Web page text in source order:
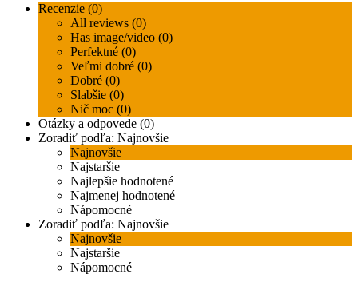
Recenzie (0)
All reviews (0)
Has image/video (0)
Perfektné (0)
Veľmi dobré (0)
Dobré (0)
Slabšie (0)
Nič moc (0)
Otázky a odpovede (0)
Zoradiť podľa: Najnovšie
Najnovšie
Najstaršie
Najlepšie hodnotené
Najmenej hodnotené
Nápomocné
Zoradiť podľa: Najnovšie
Najnovšie
Najstaršie
Nápomocné